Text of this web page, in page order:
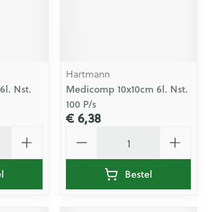
Nst.
Hartmann
Medicomp 10x10cm 6l. Nst.
100 P/s
€ 6,38
Bestel